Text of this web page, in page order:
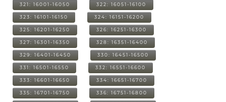
321: 16001-16050 322: 16051-16100
323: 16101-16150 324: 16151-16200
325: 16201-16250 326: 16251-16300
327: 16301-16350 328: 16351-16400
329: 16401-16450 330: 16451-16500
331: 16501-16550 332: 16551-16600
333: 16601-16650 334: 16651-16700
335: 16701-16750 336: 16751-16800